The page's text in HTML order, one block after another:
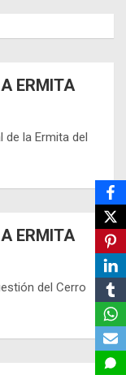
ERMITA
la Ermita del
ERMITA
del Cerro